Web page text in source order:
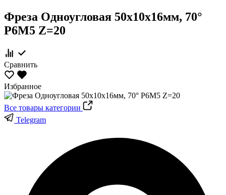
Фреза Одноугловая 50х10х16мм, 70°
Р6М5 Z=20
Сравнить
Избранное
Все товары категории
Telegram